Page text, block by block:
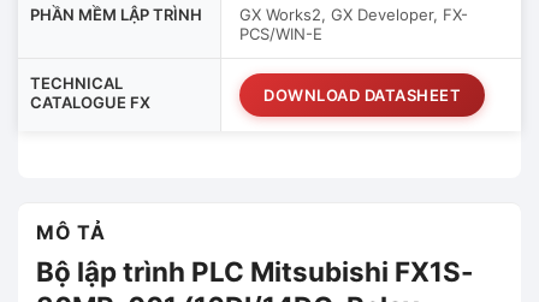
PHẦN MỀM LẬP TRÌNH
GX Works2, GX Developer, FX-
PCS/WIN-E
TECHNICAL
CATALOGUE FX
DOWNLOAD DATASHEET
MÔ TẢ
Bộ lập trình PLC Mitsubishi FX1S-